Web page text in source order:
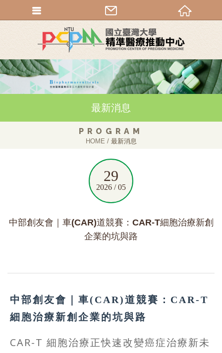
最新消息
PROGRAM
HOME 最新消息
29
2026 / 05
中部創友會｜車(CAR)道競賽：CAR-T細胞治療新創
企業的坑與路
中部創友會｜車(CAR)道競賽：CAR-T
細胞治療新創企業的坑與路
CAR-T 細胞治療正快速改變癌症治療新未